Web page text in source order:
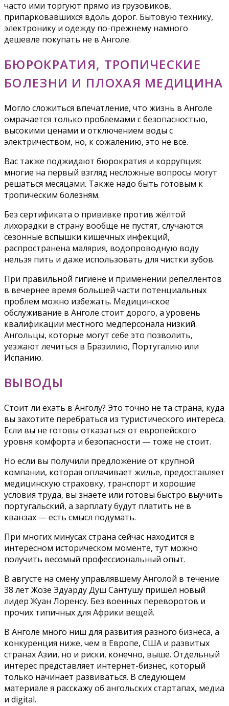
часто ими торгуют прямо из грузовиков,
припарковавшихся вдоль дорог. Бытовую технику,
электронику и одежду по-прежнему намного
дешевле покупать не в Анголе.
БЮРОКРАТИЯ, ТРОПИЧЕСКИЕ
БОЛЕЗНИ И ПЛОХАЯ МЕДИЦИНА
Могло сложиться впечатление, что жизнь в Анголе
омрачается только проблемами с безопасностью,
высокими ценами и отключением воды с
электричеством, но, к сожалению, это не всё.
Вас также поджидают бюрократия и коррупция:
многие на первый взгляд несложные вопросы могут
решаться месяцами. Также надо быть готовым к
тропическим болезням.
Без сертификата о прививке против жёлтой
лихорадки в страну вообще не пустят, случаются
сезонные вспышки кишечных инфекций,
распространена малярия, водопроводную воду
нельзя пить и даже использовать для чистки зубов.
При правильной гигиене и применении репеллентов
в вечернее время большей части потенциальных
проблем можно избежать. Медицинское
обслуживание в Анголе стоит дорого, а уровень
квалификации местного медперсонала низкий.
Ангольцы, которые могут себе это позволить,
уезжают лечиться в Бразилию, Португалию или
Испанию.
ВЫВОДЫ
Стоит ли ехать в Анголу? Это точно не та страна, куда
вы захотите перебраться из туристического интереса.
Если вы не готовы отказаться от европейского
уровня комфорта и безопасности — тоже не стоит.
Но если вы получили предложение от крупной
компании, которая оплачивает жилье, предоставляет
медицинскую страховку, транспорт и хорошие
условия труда, вы знаете или готовы быстро выучить
португальский, а зарплату будут платить не в
кванзах — есть смысл подумать.
При многих минусах страна сейчас находится в
интересном историческом моменте, тут можно
получить весомый профессиональный опыт.
В августе на смену управлявшему Анголой в течение
38 лет Жозе Эдуарду Душ Сантушу пришёл новый
лидер Жуан Лоренсу. Без военных переворотов и
прочих типичных для Африки вещей.
В Анголе много ниш для развития разного бизнеса, а
конкуренция ниже, чем в Европе, США и развитых
странах Азии, но и риски, конечно, выше. Отдельный
интерес представляет интернет-бизнес, который
только начинает развиваться. В следующем
материале я расскажу об ангольских стартапах, медиа
и digital.